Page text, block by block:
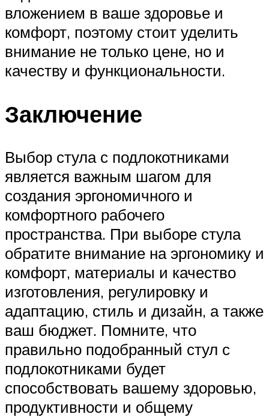
вложением в ваше здоровье и
комфорт, поэтому стоит уделить
внимание не только цене, но и
качеству и функциональности.
Заключение
Выбор стула с подлокотниками
является важным шагом для
создания эргономичного и
комфортного рабочего
пространства. При выборе стула
обратите внимание на эргономику и
комфорт, материалы и качество
изготовления, регулировку и
адаптацию, стиль и дизайн, а также
ваш бюджет. Помните, что
правильно подобранный стул с
подлокотниками будет
способствовать вашему здоровью,
продуктивности и общему